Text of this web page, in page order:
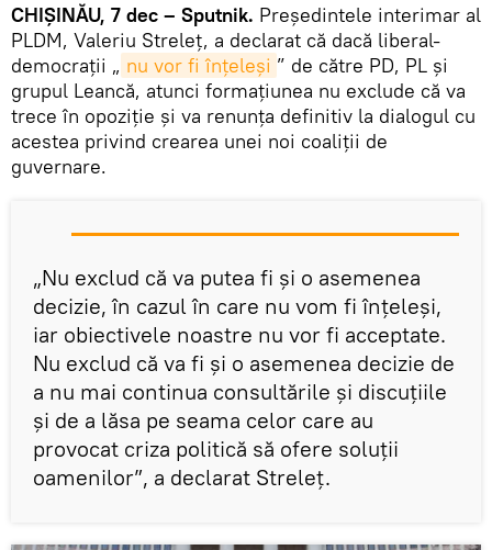
CHIŞINĂU, 7 dec – Sputnik. Preşedintele interimar al
PLDM, Valeriu Streleţ, a declarat că dacă liberal-
democraţii „ nu vor fi înţeleşi ” de către PD, PL şi
grupul Leancă, atunci formaţiunea nu exclude că va
trece în opoziţie şi va renunţa definitiv la dialogul cu
acestea privind crearea unei noi coaliţii de
guvernare.
„Nu exclud că va putea fi şi o asemenea
decizie, în cazul în care nu vom fi înţeleşi,
iar obiectivele noastre nu vor fi acceptate.
Nu exclud că va fi şi o asemenea decizie de
a nu mai continua consultările şi discuţiile
şi de a lăsa pe seama celor care au
provocat criza politică să ofere soluţii
oamenilor”, a declarat Streleţ.